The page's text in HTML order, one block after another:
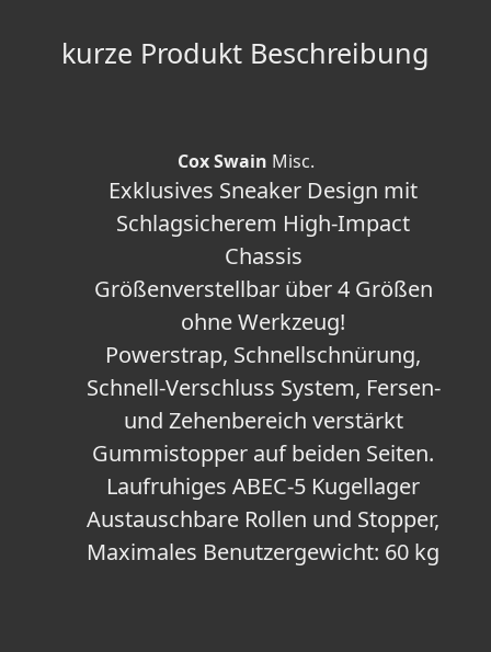
kurze Produkt Beschreibung
Cox Swain Misc.
Exklusives Sneaker Design mit
Schlagsicherem High-Impact
Chassis
Größenverstellbar über 4 Größen
ohne Werkzeug!
Powerstrap, Schnellschnürung,
Schnell-Verschluss System, Fersen-
und Zehenbereich verstärkt
Gummistopper auf beiden Seiten.
Laufruhiges ABEC-5 Kugellager
Austauschbare Rollen und Stopper,
Maximales Benutzergewicht: 60 kg